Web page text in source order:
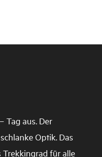
Tag aus. Der
Optik. Das
Trekkingrad für alle